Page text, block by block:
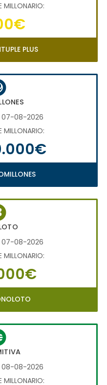
MILLONARIO:
PLUS
07-08-2026
MILLONARIO:
07-08-2026
MILLONARIO:
08-08-2026
MILLONARIO: